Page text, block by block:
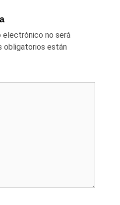
electrónico no será
obligatorios están